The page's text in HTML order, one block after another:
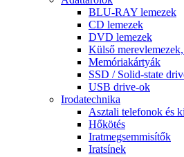
BLU-RAY lemezek
CD lemezek
DVD lemezek
Külső
Memóriakártyák
SSD / Solid-state
USB drive-ok
Irodatechnika
Asztali telefonok és
Hőkötés
Iratmegsemmisítők
Iratsínek